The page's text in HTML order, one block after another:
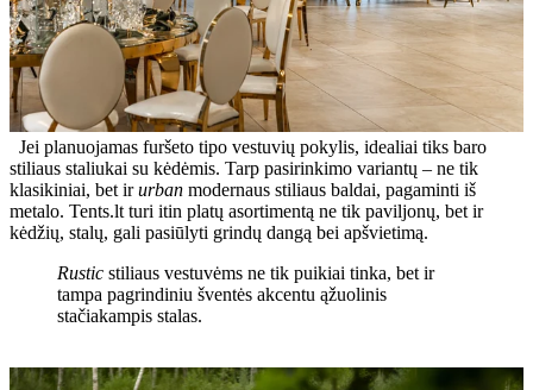
Jei planuojamas furšeto tipo vestuvių pokylis, idealiai tiks baro
stiliaus staliukai su kėdėmis. Tarp pasirinkimo variantų – ne tik
klasikiniai, bet irurban modernaus stiliaus baldai, pagaminti iš
metalo. Tents.lt turi itin platų asortimentą ne tik paviljonų, bet ir
kėdžių, stalų, gali pasiūlyti grindų dangą bei apšvietimą.
Rustic stiliaus vestuvėms ne tik puikiai tinka, bet ir
tampa pagrindiniu šventės akcentu ąžuolinis
stačiakampis stalas.